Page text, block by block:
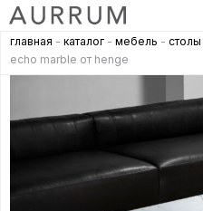
главная - каталог - мебель - столы
echo marble от henge